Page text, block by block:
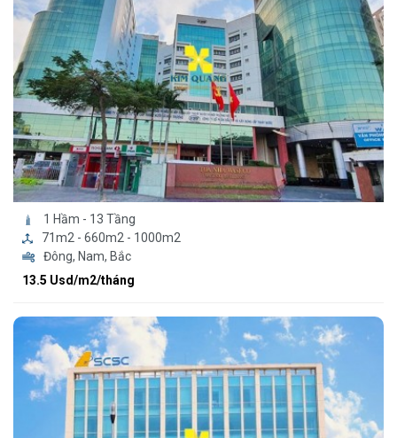
1 Hầm - 13 Tầng
71m2 - 660m2 - 1000m2
Đông, Nam, Bắc
13.5 Usd/m2/tháng